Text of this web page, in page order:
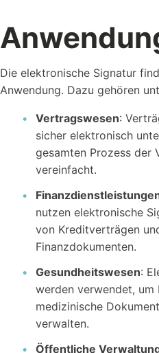
Die elektronische Signatur
Anwendung. Dazu gehören
Vertragswesen:
sicher elektronisch
gesamten Prozess der
vereinfacht.
nutzen elektronische
von Kreditverträgen
Finanzdokumenten.
Gesundheitswesen:
werden verwendet, um
medizinische
verwalten.
Öffentliche